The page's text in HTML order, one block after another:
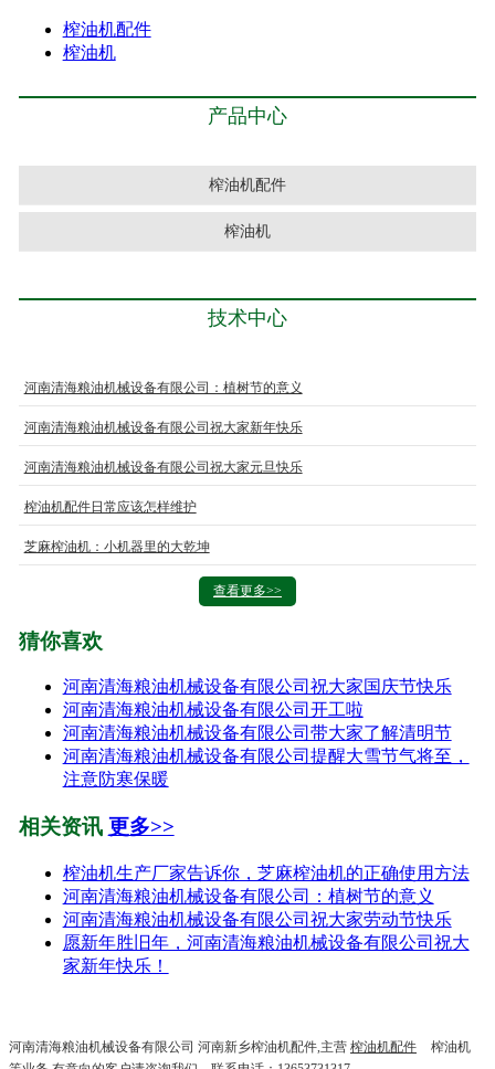
榨油机配件
榨油机
产品中心
榨油机配件
榨油机
技术中心
河南清海粮油机械设备有限公司：植树节的意义
河南清海粮油机械设备有限公司祝大家新年快乐
河南清海粮油机械设备有限公司祝大家元旦快乐
榨油机配件日常应该怎样维护
芝麻榨油机：小机器里的大乾坤
查看更多>>
猜你喜欢
河南清海粮油机械设备有限公司祝大家国庆节快乐
河南清海粮油机械设备有限公司开工啦
河南清海粮油机械设备有限公司带大家了解清明节
河南清海粮油机械设备有限公司提醒大雪节气将至，
注意防寒保暖
相关资讯 更多>>
榨油机生产厂家告诉你，芝麻榨油机的正确使用方法
河南清海粮油机械设备有限公司：植树节的意义
河南清海粮油机械设备有限公司祝大家劳动节快乐
愿新年胜旧年，河南清海粮油机械设备有限公司祝大
家新年快乐！
河南清海粮油机械设备有限公司 河南新乡榨油机配件,主营 榨油机配件
榨油机